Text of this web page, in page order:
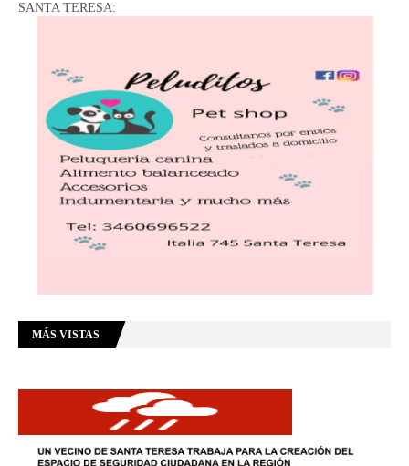
SANTA TERESA:
MÁS VISTAS